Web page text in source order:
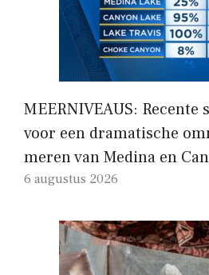
MEERNIVEAUS:
voor een dramatische
meren van Medina en
6 augustus 2026